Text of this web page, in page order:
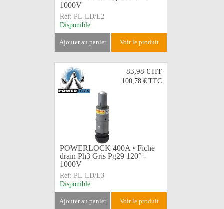
1000V
Réf: PL-LD/L2
Disponible
ajouter au panier voir le produit
83,98 €HT
100,78 € TTC
POWERLOCK 400A • Fiche
drain Ph3 Gris Pg29 120° -
1000V
Réf: PL-LD/L3
Disponible
ajouter au panier voir le produit